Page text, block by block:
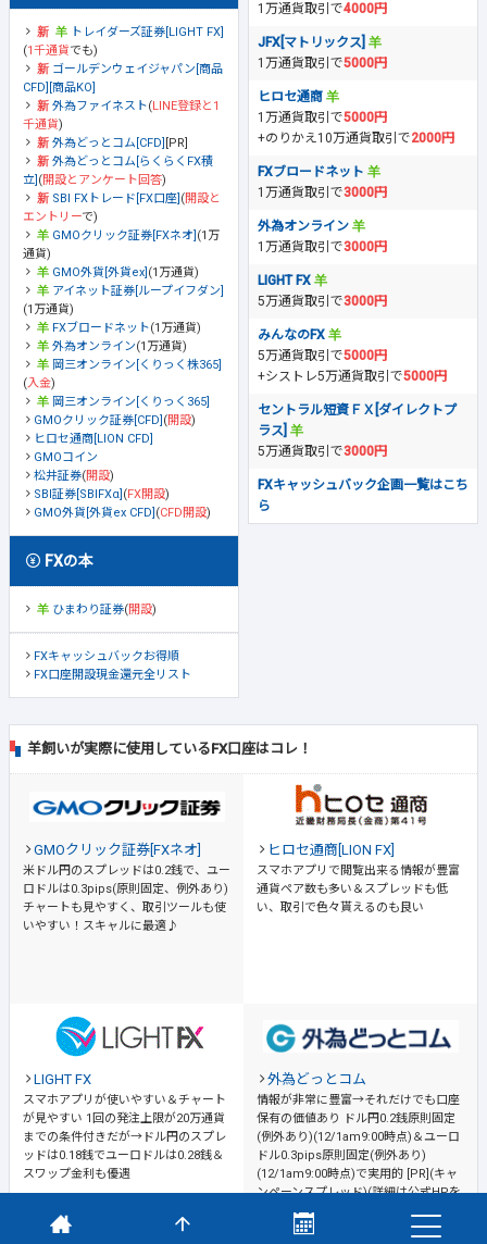
トレイダーズ証券[LIGHT FX]
(1千通貨でも)
ゴールデンウェイジャパン[商品
CFD][商品KO]
外為ファイネスト(LINE登録と1
千通貨)
外為どっとコム[CFD] [PR]
外為どっとコム[らくらくFX積
立] (開設とアンケート回答)
SBI FXトレード[FX口座] (開設と
エントリーで)
GMOクリック証券[FXネオ] (1万
通貨)
GMO外貨[外貨ex] (1万通貨)
アイネット証券[ループイフダン]
(1万通貨)
FXブロードネット(1万通貨)
外為オンライン(1万通貨)
岡三オンライン[くりっく株365]
(入金)
岡三オンライン[くりっく365]
GMOクリック証券[CFD] (開設)
ヒロセ通商[LION CFD]
GMOコイン
松井証券(開設)
SBI証券[SBIFXα] (FX開設)
GMO外貨[外貨ex CFD] (CFD開設)
FXの本
ひまわり証券(開設)
FXキャッシュバックお得順
FX口座開設現金還元全リスト
1万通貨取引で4000円
JFX[マトリックス]
1万通貨取引で5000円
ヒロセ通商
1万通貨取引で5000円
+のりかえ10万通貨取引で2000円
FXブロードネット
1万通貨取引で3000円
外為オンライン
1万通貨取引で3000円
LIGHT FX
5万通貨取引で3000円
みんなのFX
5万通貨取引で5000円
+シストレ5万通貨取引で5000円
セントラル短資ＦＸ[ダイレクトプ
ラス]
5万通貨取引で3000円
FXキャッシュバック企画一覧はこち
ら
羊飼いが実際に使用しているFX口座はコレ！
GMOクリック証券[FXネオ]
米ドル円のスプレッドは0.2銭で、ユー
ロドルは0.3pips(原則固定、例外あり)
チャートも見やすく、取引ツールも使
いやすい！スキャルに最適♪
ヒロセ通商[LION FX]
スマホアプリで閲覧出来る情報が豊富
通貨ペア数も多い＆スプレッドも低
い、取引で色々貰えるのも良い
LIGHT FX
スマホアプリが使いやすい＆チャート
が見やすい 1回の発注上限が20万通貨
までの条件付きだが→ドル円のスプレ
ッドは0.18銭でユーロドルは0.28銭＆
スワップ金利も優遇
外為どっとコム
情報が非常に豊富→それだけでも口座
保有の価値あり
ドル円0.2銭原則固定
(例外あり)(12/1am9:00時点)＆ユーロ
ドル0.3pips原則固定(例外あり)
(12/1am9:00時点)で実用的 [PR](キャ
ンペーンスプレッド)(詳細は公式HPを
ご確認ください)